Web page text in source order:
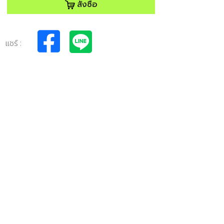
สั่งซื้อ
แชร์ :